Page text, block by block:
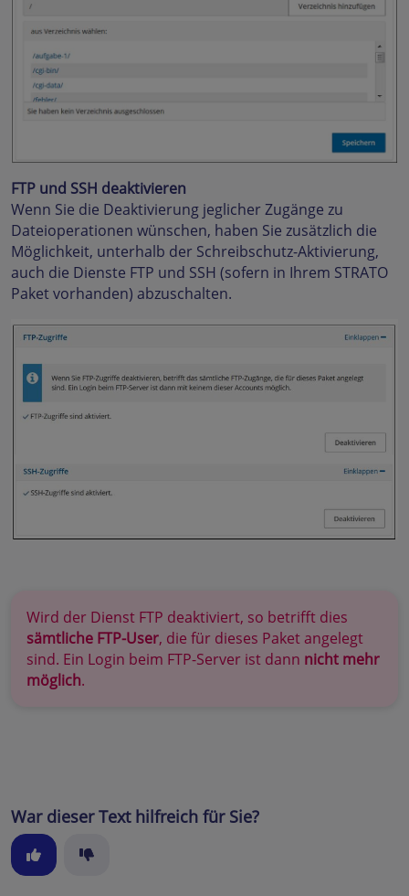
FTP und SSH deaktivieren
Wenn Sie die Deaktivierung jeglicher Zugänge zu
Dateioperationen wünschen, haben Sie zusätzlich die
Möglichkeit, unterhalb der Schreibschutz-Aktivierung,
auch die Dienste FTP und SSH (sofern in Ihrem STRATO
Paket vorhanden) abzuschalten.
Wird der Dienst FTP deaktiviert, so betrifft dies
sämtliche FTP-User, die für dieses Paket angelegt
sind. Ein Login beim FTP-Server ist dann nicht mehr
möglich.
War dieser Text hilfreich für Sie?